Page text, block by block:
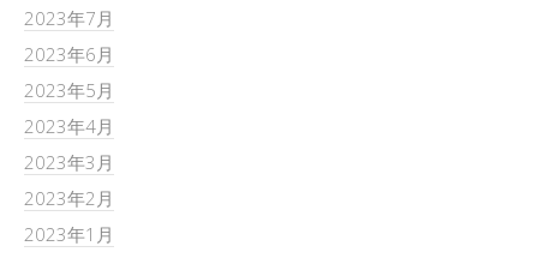
2023年7月
2023年6月
2023年5月
2023年4月
2023年3月
2023年2月
2023年1月